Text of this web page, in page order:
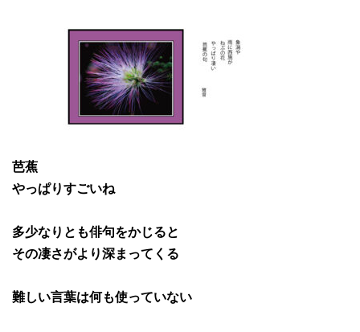
芭蕉
やっぱりすごいね
多少なりとも俳句をかじると
その凄さがより深まってくる
難しい言葉は何も使っていない